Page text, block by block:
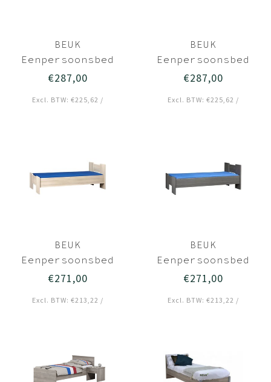
BEUK
Eenpersoonsbed
90x220 Licht hout
€287,00
Excl. BTW: €225,62 /
BEUK
Eenpersoonsbed
90x220 Zwart -
€287,00
Excl. BTW: €225,62 /
BEUK
Eenpersoonsbed
90x210 Licht hout
€271,00
Excl. BTW: €213,22 /
BEUK
Eenpersoonsbed
90x210 Zwart -
€271,00
Excl. BTW: €213,22 /